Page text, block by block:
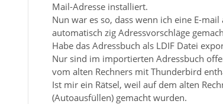
Mail-Adresse installiert.
Nun war es so, dass wenn ich eine E-
automatisch zig Adressvorschläge
Habe das Adressbuch als LDIF Datei
Nur sind im importierten Adressbuch
vom alten Rechners mit Thunderbird
Ist mir ein Rätsel, weil auf dem alten
(Autoausfüllen) gemacht wurden.